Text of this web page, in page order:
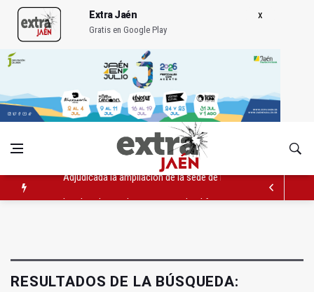
Extra Jaén
Gratis en Google Play
Los bomberos dan por contrado el fuego junto al
RESULTADOS DE LA BÚSQUEDA: